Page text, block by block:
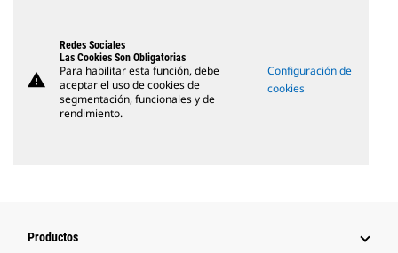
warning
Redes Sociales
Las Cookies Son Obligatorias
Para habilitar esta función, debe
aceptar el uso de cookies de
segmentación, funcionales y de
rendimiento.
Configuración de
cookies
Productos